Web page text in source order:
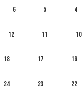
4
5
6
10
11
12
16
17
18
22
23
24